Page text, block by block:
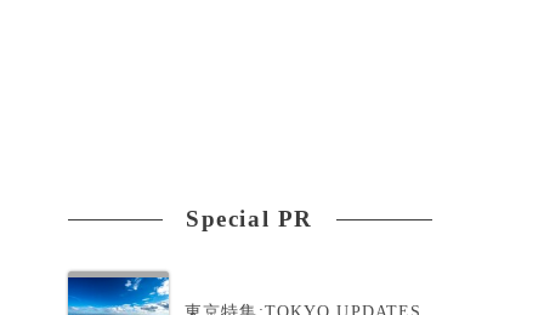
Special PR
東京特集:TOKYO UPDATES